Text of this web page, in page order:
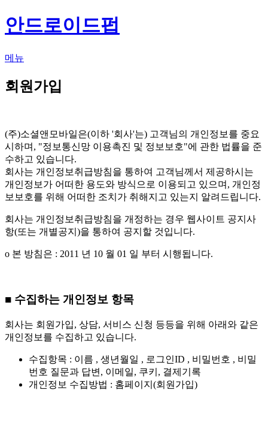
안드로이드펍
메뉴
회원가입
(주)소셜앤모바일은(이하 '회사'는) 고객님의 개인정보를 중요
시하며, "정보통신망 이용촉진 및 정보보호"에 관한 법률을 준
수하고 있습니다.
회사는 개인정보취급방침을 통하여 고객님께서 제공하시는
개인정보가 어떠한 용도와 방식으로 이용되고 있으며, 개인정
보보호를 위해 어떠한 조치가 취해지고 있는지 알려드립니다.
회사는 개인정보취급방침을 개정하는 경우 웹사이트 공지사
항(또는 개별공지)을 통하여 공지할 것입니다.
ο 본 방침은 : 2011 년 10 월 01 일 부터 시행됩니다.
■ 수집하는 개인정보 항목
회사는 회원가입, 상담, 서비스 신청 등등을 위해 아래와 같은
개인정보를 수집하고 있습니다.
수집항목 : 이름 , 생년월일 , 로그인ID , 비밀번호 , 비밀
번호 질문과 답변, 이메일, 쿠키, 결제기록
개인정보 수집방법 : 홈페이지(회원가입)